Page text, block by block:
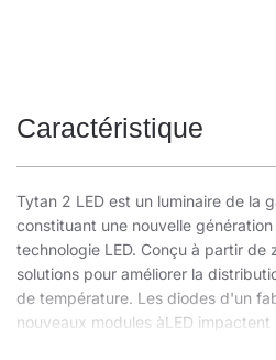
Caractéristique
Tytan 2 LED est un luminaire de la
constituant une nouvelle
technologie LED. Conçu à partir de
solutions pour améliorer la
de température. Les diodes d'un
nouveaux modules àLED